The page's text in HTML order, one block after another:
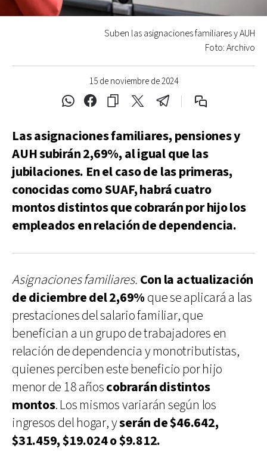
15 de noviembre de 2024
Suben las asignaciones familiares y AUH
Foto: Archivo
Las asignaciones familiares, pensiones y
AUH subirán 2,69%, al igual que las
jubilaciones. En el caso de las primeras,
conocidas como SUAF, habrá cuatro
montos distintos que cobrarán por hijo los
empleados en relación de dependencia.
Asignaciones familiares. Con la actualización
de diciembre del 2,69%que se aplicará a las
prestaciones del salario familiar, que
benefician a un grupo de trabajadores en
relación de dependencia y monotributistas,
quienes perciben este beneficio por hijo
menor de 18 añoscobrarán distintos
montos. Los mismos variarán según los
ingresos del hogar, yserán de $46.642,
$31.459, $19.024 o $9.812.